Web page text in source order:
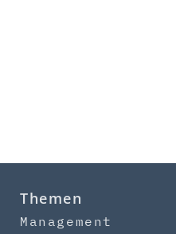
Themen
Management